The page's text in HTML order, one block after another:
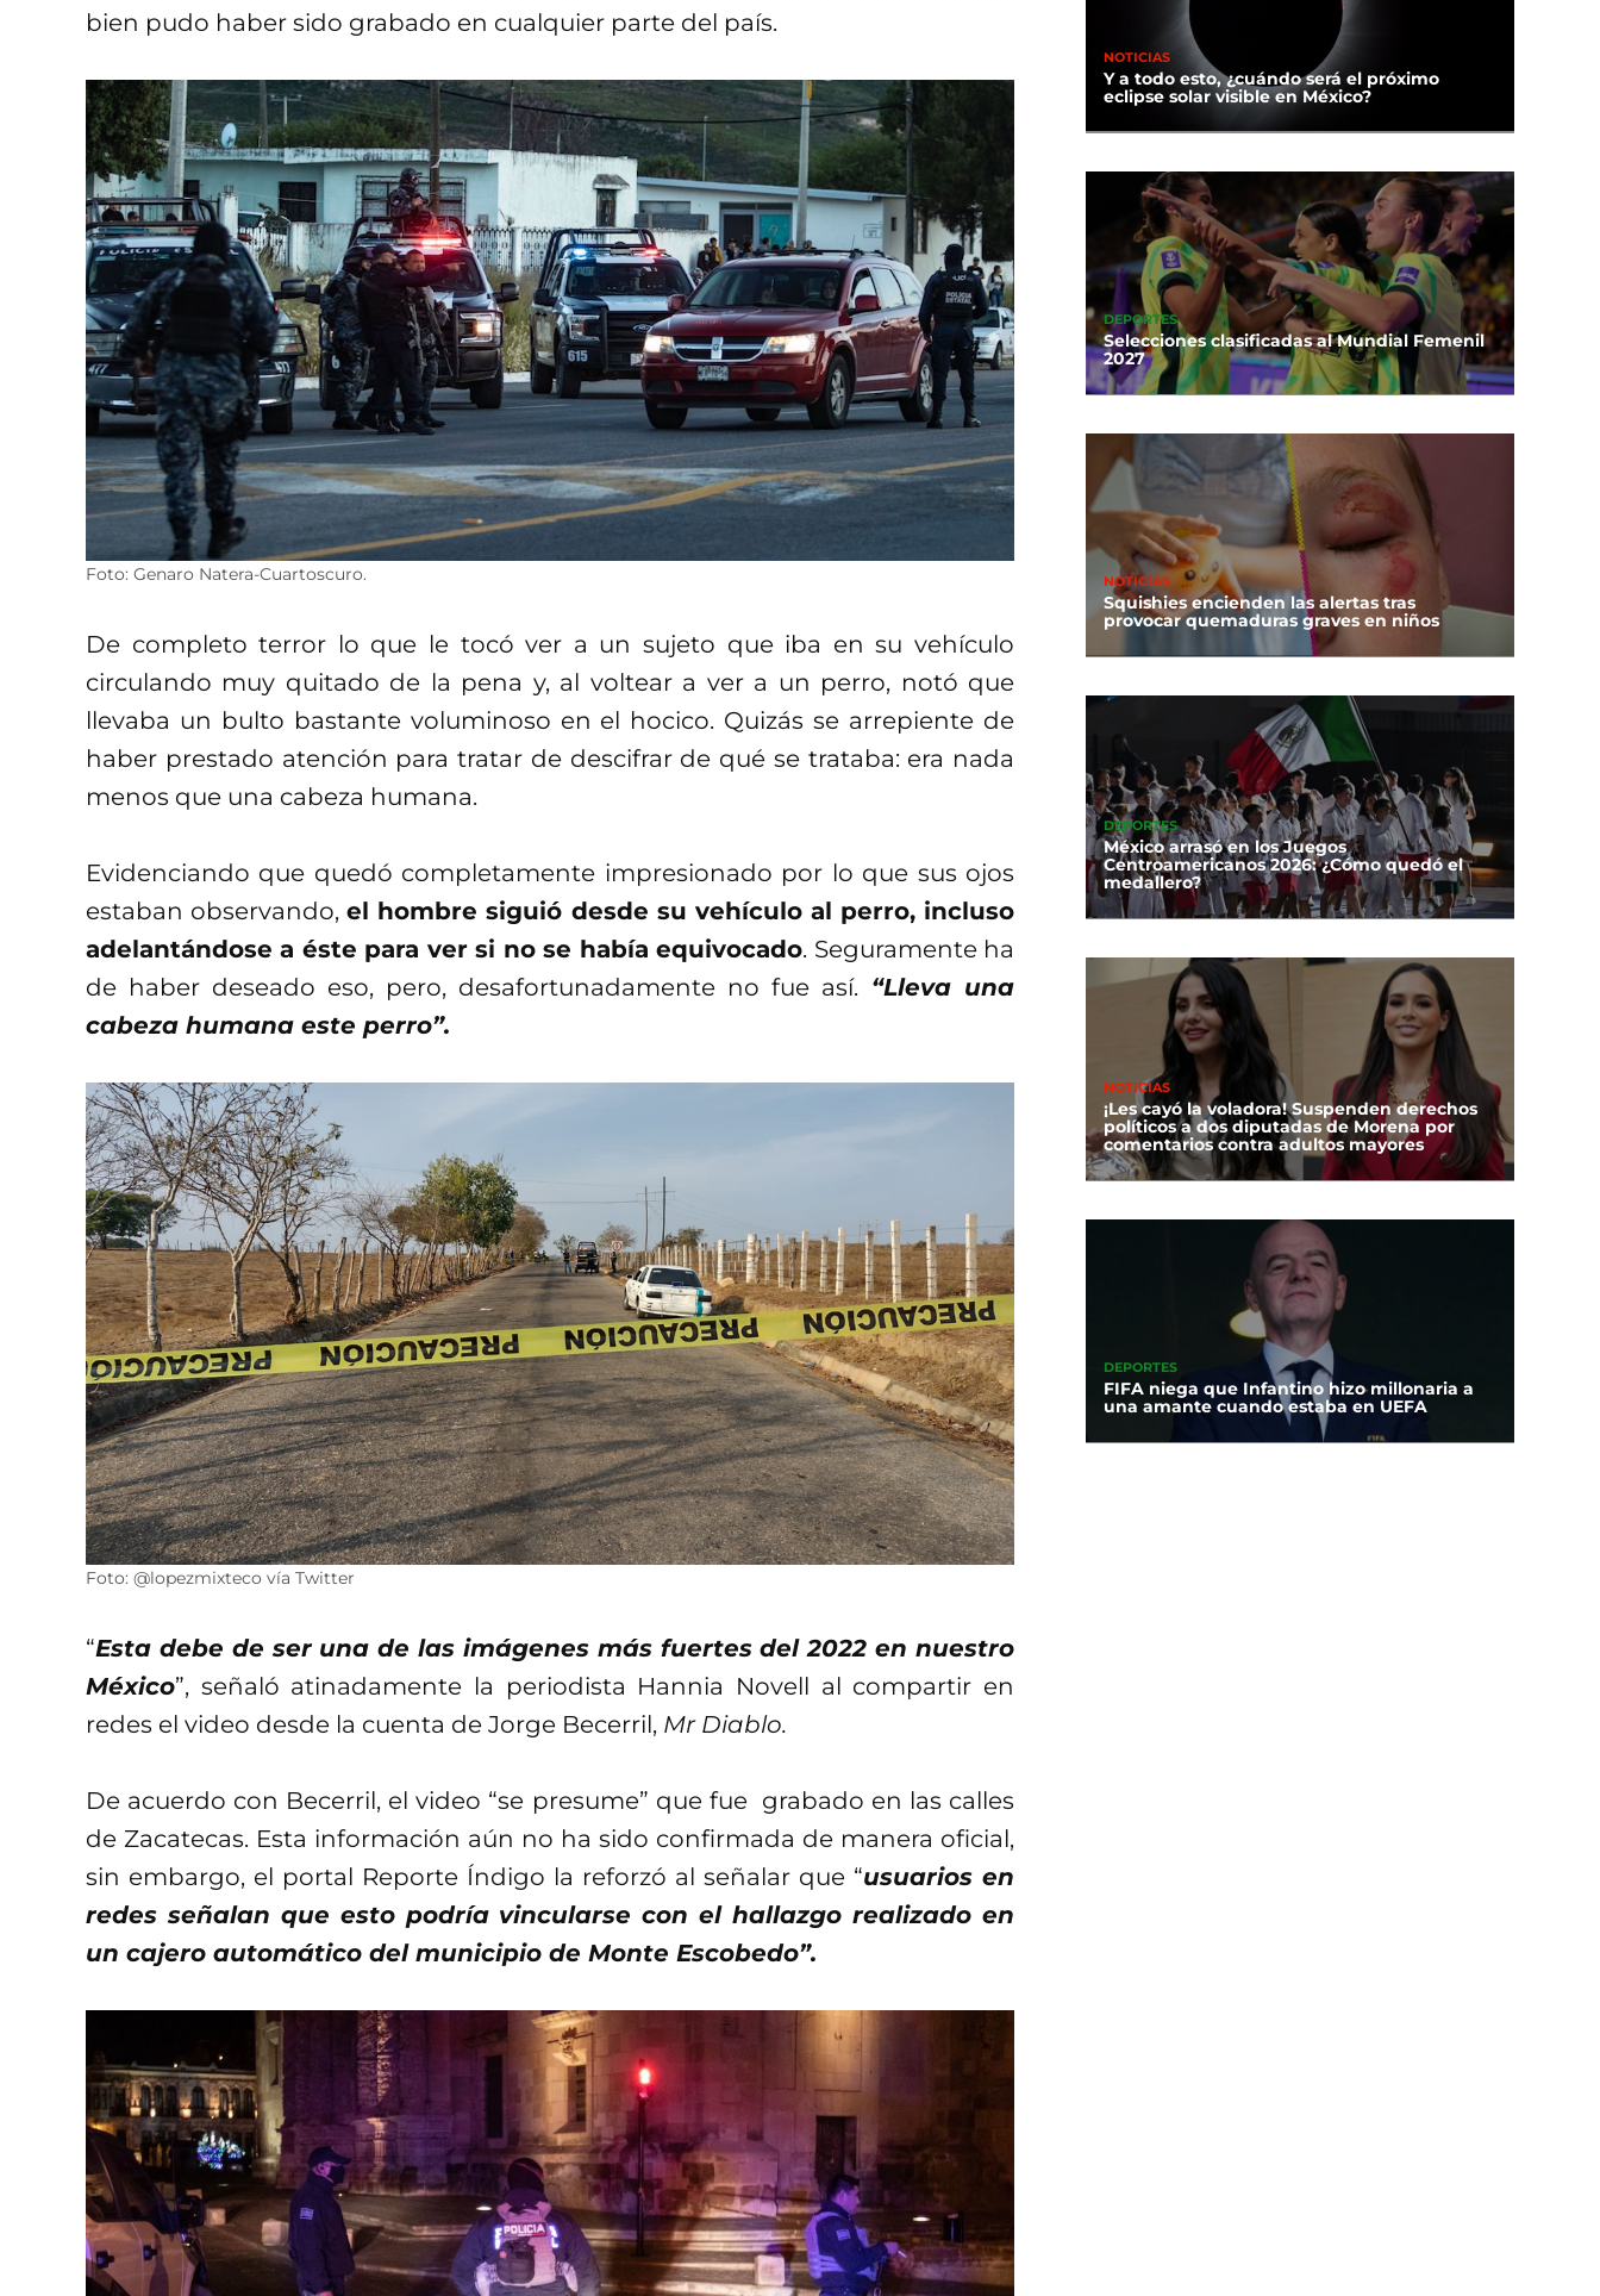
bien pudo haber sido grabado en cualquier parte del país.
Foto: Genaro Natera-Cuartoscuro.
De completo terror lo que le tocó ver a un sujeto que iba en su vehículo
circulando muy quitado de la pena y, al voltear a ver a un perro, notó que
llevaba un bulto bastante voluminoso en el hocico. Quizás se arrepiente de
haber prestado atención para tratar de descifrar de qué se trataba: era nada
menos que una cabeza humana.
Evidenciando que quedó completamente impresionado por lo que sus ojos
estaban observando,el hombre siguió desde su vehículo al perro, incluso
adelantándose a éste para ver si no se había equivocado. Seguramente ha
de haber deseado eso, pero, desafortunadamente no fue así. “Lleva una
cabeza humana este perro”.
Foto: @lopezmixteco vía Twitter
“Esta debe de ser una de las imágenes más fuertes del 2022 en nuestro
México”, señaló atinadamente la periodista Hannia Novell al compartir en
redes el video desde la cuenta de Jorge Becerril, Mr Diablo.
De acuerdo con Becerril, el video “se presume” que fue grabado en las calles
de Zacatecas. Esta información aún no ha sido confirmada de manera oficial,
sin embargo, el portal Reporte Índigo la reforzó al señalar que “usuarios en
redes señalan que esto podría vincularse con el hallazgo realizado en
un cajero automático del municipio de Monte Escobedo”.
NOTICIAS
Y a todo esto, ¿cuándo será el próximo
eclipse solar visible en México?
DEPORTES
Selecciones clasificadas al Mundial Femenil
2027
NOTICIAS
Squishies encienden las alertas tras
provocar quemaduras graves en niños
DEPORTES
México arrasó en los Juegos
Centroamericanos 2026: ¿Cómo quedó el
medallero?
NOTICIAS
¡Les cayó la voladora! Suspenden derechos
políticos a dos diputadas de Morena por
comentarios contra adultos mayores
DEPORTES
FIFA niega que Infantino hizo millonaria a
una amante cuando estaba en UEFA